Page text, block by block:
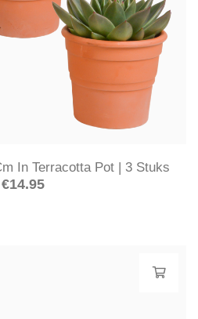
In Terracotta Pot | 3 Stuks
€14.95